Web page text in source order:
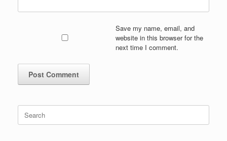
Save my name, email, and
website in this browser for the
next time I comment.
Search
for: